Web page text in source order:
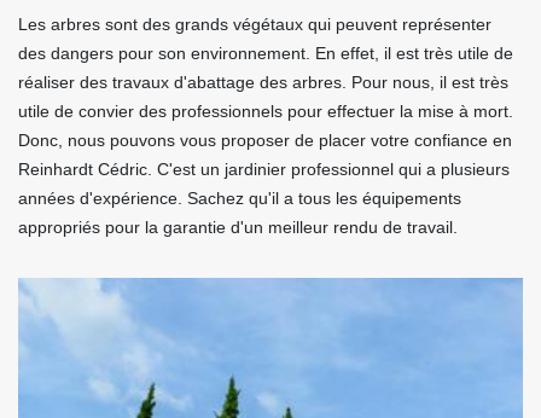
Les arbres sont des grands végétaux qui peuvent représenter
des dangers pour son environnement. En effet, il est très utile de
réaliser des travaux d'abattage des arbres. Pour nous, il est très
utile de convier des professionnels pour effectuer la mise à mort.
Donc, nous pouvons vous proposer de placer votre confiance en
Reinhardt Cédric. C'est un jardinier professionnel qui a plusieurs
années d'expérience. Sachez qu'il a tous les équipements
appropriés pour la garantie d'un meilleur rendu de travail.